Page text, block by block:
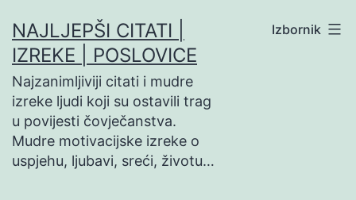
na
sadržaj
NAJLJEPŠI CITATI |
IZREKE | POSLOVICE
Najzanimljiviji citati i mudre
izreke ljudi koji su ostavili trag
u povijesti čovječanstva.
Mudre motivacijske izreke o
uspjehu, ljubavi, sreći, životu…
Izbornik